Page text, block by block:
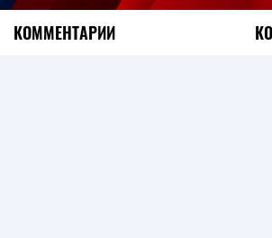
КОММЕНТАРИИ